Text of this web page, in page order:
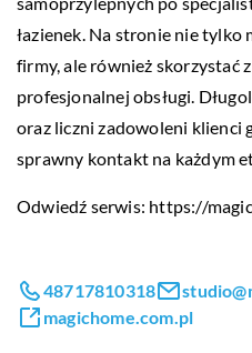
łazienek. Na stronie nie tylko
firmy, ale również skorzystać
profesjonalnej obsługi.
oraz liczni zadowoleni klienci
sprawny kontakt na każdym
Odwiedź serwis: https://
48717810318
magichome.com.pl